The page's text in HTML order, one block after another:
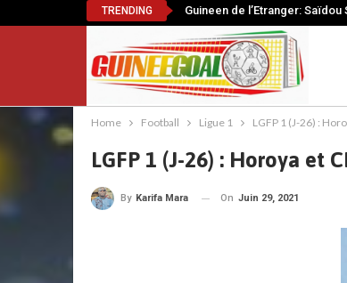
TRENDING Guineen de l’Etranger:
Home Football Ligue 1 LGFP 1 (J-26) :
LGFP 1 (J-26) : Horoya et
By Karifa Mara On Juin 29, 2021